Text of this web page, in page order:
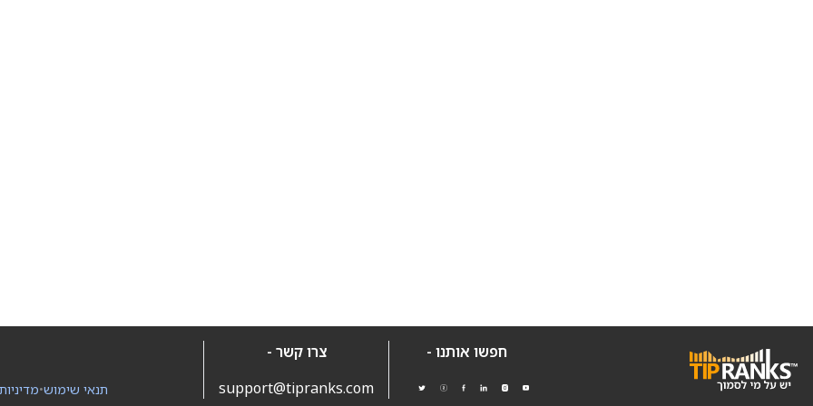
חפשו אותנו -
צרו קשר -
support@tipranks.com
•תנאי שימוש